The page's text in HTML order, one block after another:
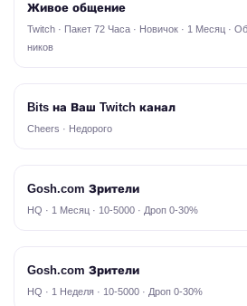
Живое общение
Twitch · Пакет 72 Часа · Новичок · 1 Месяц ·
ников
Bits на Ваш Twitch канал
Cheers · Недорого
Gosh.com Зрители
HQ · 1 Месяц · 10-5000 · Дроп 0-30%
Gosh.com Зрители
HQ · 1 Неделя · 10-5000 · Дроп 0-30%